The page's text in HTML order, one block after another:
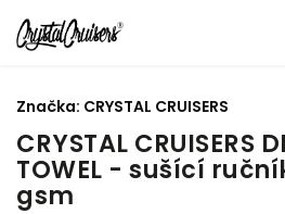
CRYSTAL CRUISERS
TOWEL - sušící
gsm
Značka: CRYSTAL CRUISERS